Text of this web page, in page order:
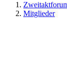
Mitglieder